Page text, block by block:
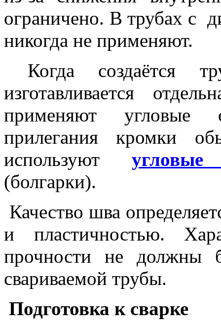
ограничено. В трубах с
никогда не применяют.
Когда создаётся
изготавливается
применяют угловые
прилегания кромки
используют
(болгарки).
Качество шва
и пластичностью.
прочности не должны
свариваемой трубы.
Подготовка к сварке